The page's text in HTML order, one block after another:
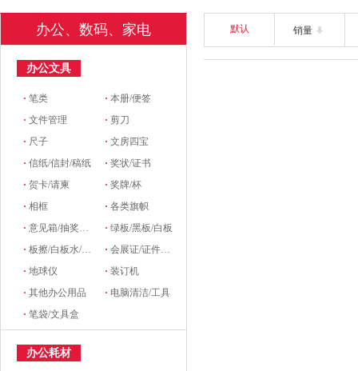
办公、数码、家电
办公文具
·笔类 ·本册/便签
·文件管理 ·剪刀
· 尺子 ·文房四宝
·信纸/信封/稿纸 ·奖状/证书
·贺卡/请柬 ·奖牌/杯
·相框 ·各类旗帜
·意见箱/抽奖箱/信件箱 ·绿板/黑板/白板
·板擦/白板水/磁粒/磁吸 ·会展证/证件卡/卡套挂绳/席位牌
·地球仪 ·装订机
·其他办公用品 · 电脑清洁/工具
·笔袋/文具盒
办公耗材
默认 销量